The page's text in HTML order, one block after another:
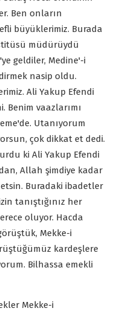
Ben onların
büyüklerimiz. Burada
müdürüydü
geldiler, Medine'-i
nasip oldu.
Ali Yakup Efendi
Benim vaazlarımı
Utanıyorum
çok dikkat et dedi.
ki Ali Yakup Efendi
Allah şimdiye kadar
Buradaki ibadetler
tanıştığınız her
oluyor. Hacda
Mekke-i
kardeşlere
Bilhassa emekli
Mekke-i